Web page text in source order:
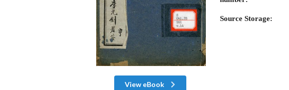
View eBook
Source Storage: